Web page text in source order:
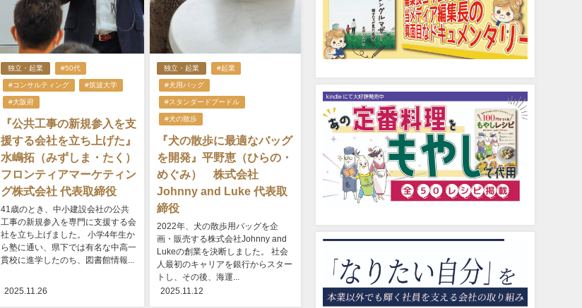
独立・起業 #50代
#コンサルティング #筑波大学
#大阪府
『公共工事の新規参入を支
援する会社を立ち上げた』
水嶋拓（みずしま・たく）
フロンティアマーケティン
グ株式会社 代表取締役
41歳のとき、中小建設会社の公共
工事の新規参入を専門に支援する会
社を立ち上げました。 小学4年生か
ら塾に通い、県下では有名な中高一
貫校に進学したのち、図書館情報...
2025.11.26
独立・起業 #起業
#犬用バッグ
#スタンダードプードル
#犬の散歩
『犬の散歩に最適なバッグ
を開発』平野恵（ひらの・
めぐみ） 株式会社
Johnny and Luke 代表取
締役
2022年、犬の散歩用バッグを企
画・販売する株式会社Johnny and
Lukeの創業を決断しました。 社会
人最初のキャリアを銀行からスター
トし、その後、海運...
2025.11.12